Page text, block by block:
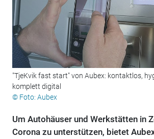
"TjeKvik fast start" von Aubex: kontaktlos,
komplett digital
© Foto: Aubex
Um Autohäuser und Werkstätten in
Corona zu unterstützen, bietet